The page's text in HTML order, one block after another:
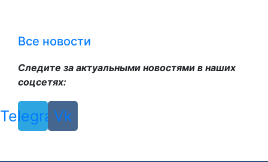
Все новости
Следите за актуальными новостями в наших
соцсетях:
Telegram
Vk